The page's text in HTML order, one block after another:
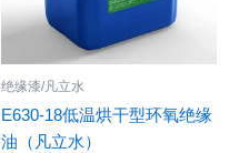
绝缘漆/凡立水
E630-18低温烘干型环氧绝缘
油（凡立水）